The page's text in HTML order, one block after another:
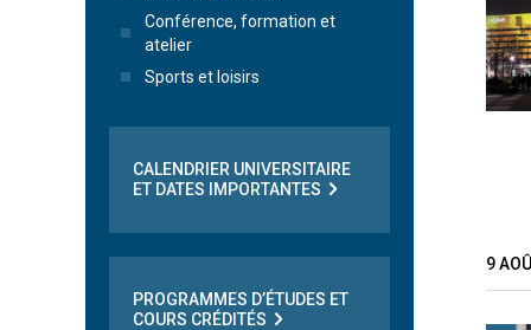
9
Conférence, formation et
atelier
Sports et loisirs
CALENDRIER UNIVERSITAIRE
ET DATES IMPORTANTES
PROGRAMMES D’ÉTUDES ET
COURS CRÉDITÉS